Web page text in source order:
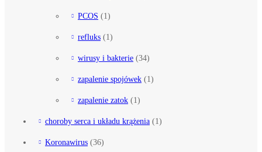
PCOS (1)
refluks (1)
wirusy i bakterie (34)
zapalenie spojówek (1)
zapalenie zatok (1)
choroby serca i układu krążenia (1)
Koronawirus (36)